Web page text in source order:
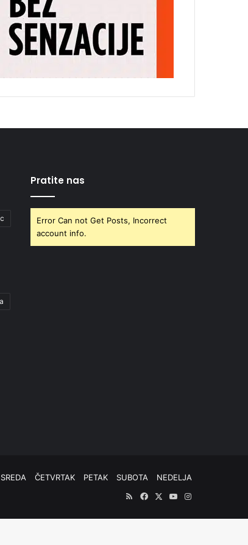
Pratite nas
Error Can not Get Posts, Incorrect
account info.
SREDA ČETVRTAK PETAK SUBOTA
NEDELJA
RSSFacebook
X YouTubeInstagram